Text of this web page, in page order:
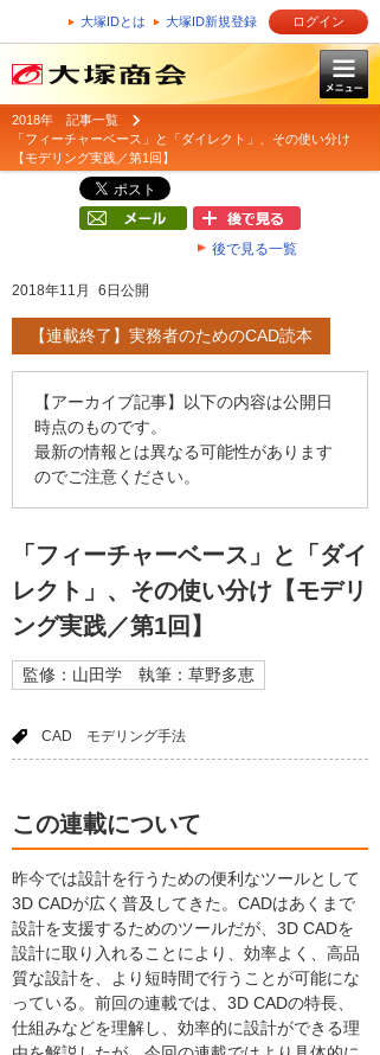
大塚IDとは 大塚ID新規登録 ログイン
2018年 記事一覧
「フィーチャーベース」と「ダイレクト」、その使い分け
【モデリング実践／第1回】
後で見る一覧
2018年11月 6日公開
【連載終了】実務者のためのCAD読本
【アーカイブ記事】以下の内容は公開日
時点のものです。
最新の情報とは異なる可能性があります
のでご注意ください。
「フィーチャーベース」と「ダイ
レクト」、その使い分け【モデリ
ング実践／第1回】
監修：山田学 執筆：草野多恵
CAD モデリング手法
この連載について
昨今では設計を行うための便利なツールとして
3D CADが広く普及してきた。CADはあくまで
設計を支援するためのツールだが、3D CADを
設計に取り入れることにより、効率よく、高品
質な設計を、より短時間で行うことが可能にな
っている。前回の連載では、3D CADの特長、
仕組みなどを理解し、効率的に設計ができる理